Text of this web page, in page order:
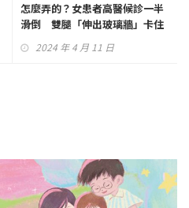
怎麼弄的？女患者高醫候診一半
滑倒 雙腿「伸出玻璃牆」卡住
2024 年 4 月 11 日